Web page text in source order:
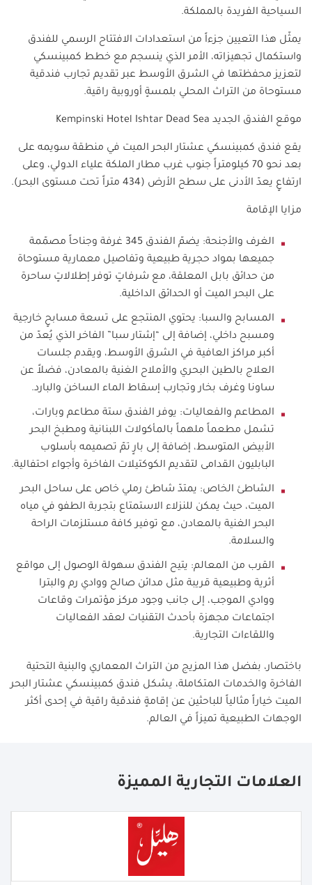
السياحية الفريدة بالمملكة.
يمثّل هذا التعيين جزءاً من استعدادات الافتتاح الرسمي للفندق
واستكمال تجهيزاته، الأمر الذي ينسجم مع خطط كمبينسكي
لتعزيز محفظتها في الشرق الأوسط عبر تقديم تجارب فندقية
مستوحاة من التراث المحلي بلمسةٍ أوروبية راقية.
موقع الفندق الجديد Kempinski Hotel Ishtar Dead Sea
يقع فندق كمبينسكي عشتار البحر الميت في منطقة سويمه على
بعد نحو 70 كيلومتراً جنوب غرب مطار الملكة علياء الدولي، وعلى
ارتفاعٍ يعدّ الأدنى على سطح الأرض (434 متراً تحت مستوى البحر).
مزايا الإقامة
الغرف والأجنحة: يضمّ الفندق 345 غرفة وجناحاً مصمّمة
جميعها بمواد حجرية طبيعية وتفاصيل معمارية مستوحاة
من حدائق بابل المعلقة، مع شرفاتٍ توفر إطلالاتٍ ساحرة
على البحر الميت أو الحدائق الداخلية.
المسابح والسبا: يحتوي المنتجع على تسعة مسابحٍ خارجية
ومسبح داخلي، إضافة إلى “إشتار سبا” الفاخر الذي يُعدّ من
أكبر مراكز العافية في الشرق الأوسط، ويقدم جلسات
العلاج بالطين البحري والأملاح الغنية بالمعادن، فضلاً عن
ساونا وغرف بخار وتجارب إسقاط الماء الساخن والبارد.
المطاعم والفعاليات: يوفر الفندق ستة مطاعم وبارات،
تشمل مطعماً ملهماً بالمأكولات اللبنانية ومطبخ البحر
الأبيض المتوسط، إضافة إلى بارٍ تمّ تصميمه بأسلوب
البابليون القدامى لتقديم الكوكتيلات الفاخرة وأجواء احتفالية.
الشاطئ الخاص: يمتدّ شاطئ رملي خاص على ساحل البحر
الميت، حيث يمكن للنزلاء الاستمتاع بتجربة الطفو في مياه
البحر الغنية بالمعادن، مع توفير كافة مستلزمات الراحة
والسلامة.
القرب من المعالم: يتيح الفندق سهولة الوصول إلى مواقع
أثرية وطبيعية قريبة مثل مدائن صالح ووادي رم والبترا
ووادي الموجب، إلى جانب وجود مركز مؤتمرات وقاعات
اجتماعات مجهزة بأحدث التقنيات لعقد الفعاليات
واللقاءات التجارية.
باختصار، بفضل هذا المزيج من التراث المعماري والبنية التحتية
الفاخرة والخدمات المتكاملة، يشكل فندق كمبينسكي عشتار البحر
الميت خياراً مثالياً للباحثين عن إقامةٍ فندقية راقية في إحدى أكثر
الوجهات الطبيعية تميزاً في العالم.
العلامات التجارية المميزة